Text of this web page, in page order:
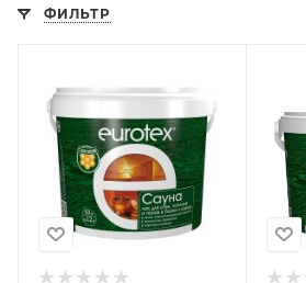
ФИЛЬТР